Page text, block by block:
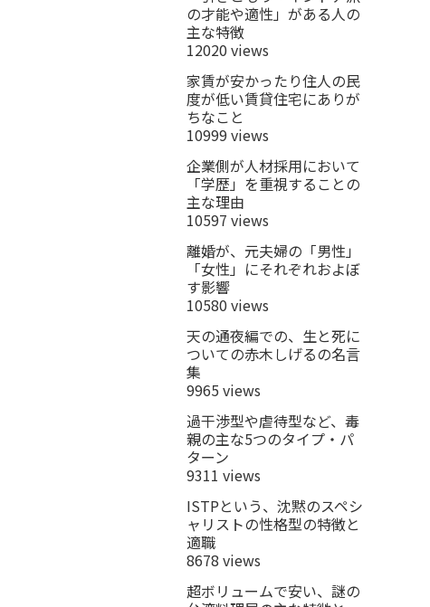
の才能や適性」がある人の
主な特徴
12020 views
家賃が安かったり住人の民
度が低い賃貸住宅にありが
ちなこと
10999 views
企業側が人材採用において
「学歴」を重視することの
主な理由
10597 views
離婚が、元夫婦の「男性」
「女性」にそれぞれおよぼ
す影響
10580 views
天の通夜編での、生と死に
ついての赤木しげるの名言
集
9965 views
過干渉型や虐待型など、毒
親の主な5つのタイプ・パ
ターン
9311 views
ISTPという、沈黙のスペシ
ャリストの性格型の特徴と
適職
8678 views
超ボリュームで安い、謎の